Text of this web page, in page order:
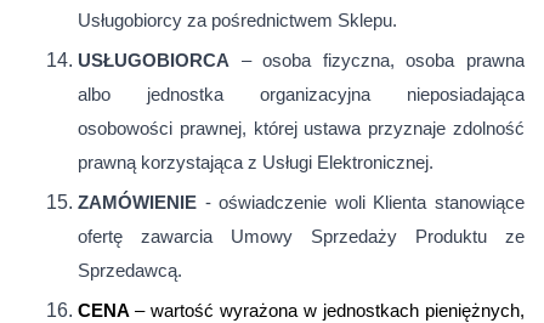
Usługobiorcy za pośrednictwem Sklepu.
USŁUGOBIORCA – osoba fizyczna, osoba prawna
albo jednostka organizacyjna nieposiadająca
osobowości prawnej, której ustawa przyznaje zdolność
prawną korzystająca z Usługi Elektronicznej.
ZAMÓWIENIE - oświadczenie woli Klienta stanowiące
ofertę zawarcia Umowy Sprzedaży Produktu ze
Sprzedawcą.
CENA – wartość wyrażona w jednostkach pieniężnych,